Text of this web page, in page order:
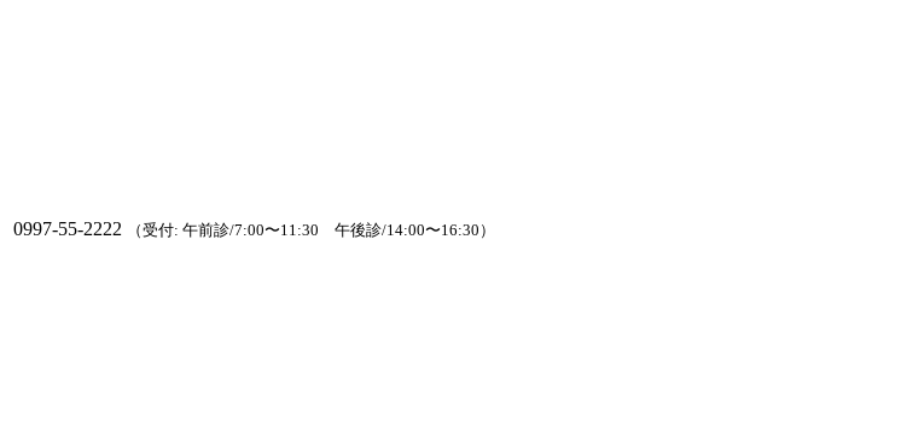
0997-55-2222 （受付: 午前診/7:00〜11:30 午後診/14:00〜16:30）